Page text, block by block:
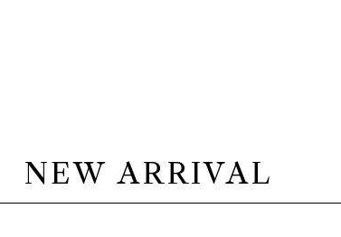
NEW ARRIVAL